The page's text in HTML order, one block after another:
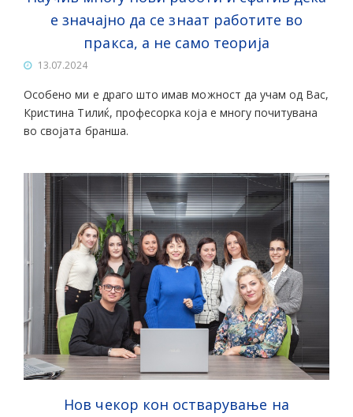
е значајно да се знаат работите во
пракса, а не само теорија
13.07.2024
Особено ми е драго што имав можност да учам од Вас,
Кристина Тилиќ, професорка која е многу почитувана
во својата бранша.
Нов чекор кон остварување на